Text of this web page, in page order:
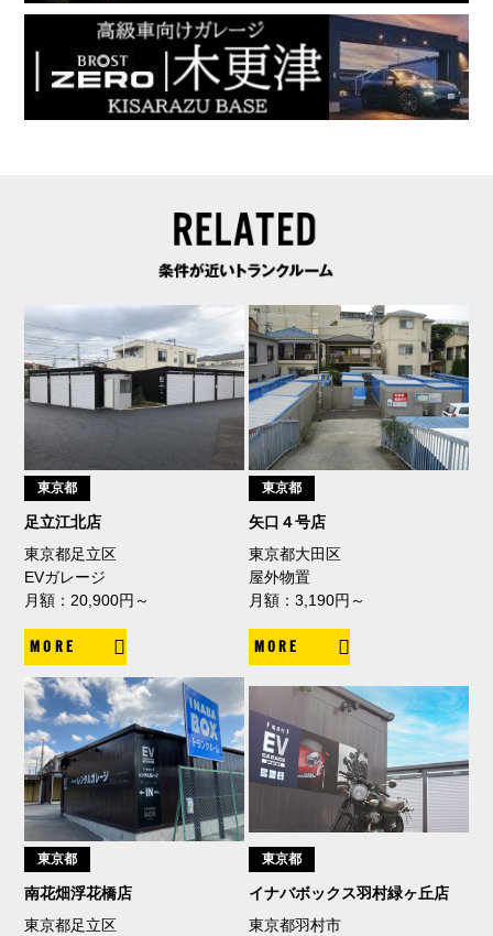
東京都
足立江北店
東京都足立区
EVガレージ
月額：20,900円～
MORE
東京都
矢口４号店
東京都大田区
屋外物置
月額：3,190円～
MORE
東京都
南花畑浮花橋店
東京都足立区
東京都
イナバボックス羽村緑ヶ丘店
東京都羽村市